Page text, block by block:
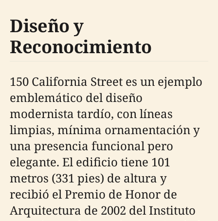
Diseño y
Reconocimiento
150 California Street es un ejemplo
emblemático del diseño
modernista tardío, con líneas
limpias, mínima ornamentación y
una presencia funcional pero
elegante. El edificio tiene 101
metros (331 pies) de altura y
recibió el Premio de Honor de
Arquitectura de 2002 del Instituto